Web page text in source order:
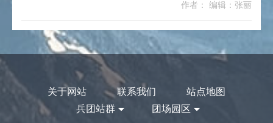
作者： 编辑：张丽
关于网站 联系我们
站点地图
兵团站群
团场园区